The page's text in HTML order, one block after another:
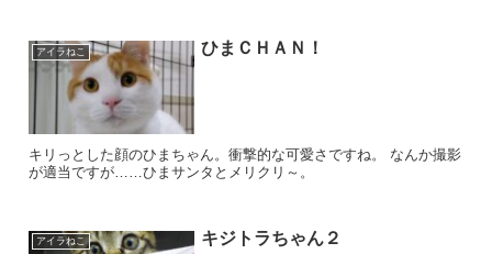
アイラねこ ひまＣＨＡＮ！
キリっとした顔のひまちゃん。衝撃的な可愛さですね。 なんか撮影
が適当ですが……ひまサンタとメリクリ～。
アイラねこ キジトラちゃん２